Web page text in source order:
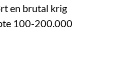
en brutal krig
100-200.000